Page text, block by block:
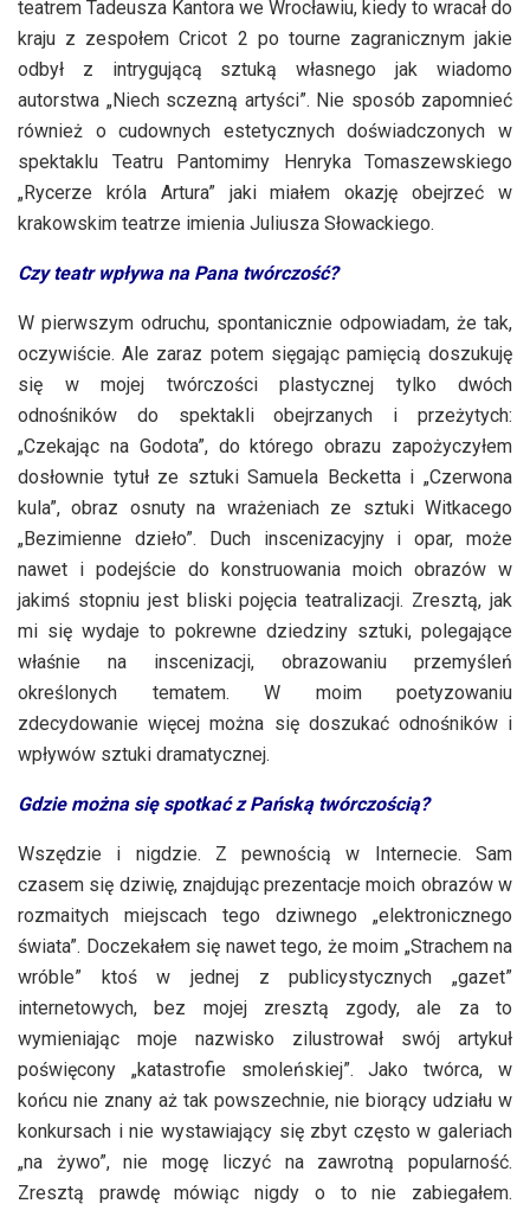
teatrem Tadeusza Kantora we Wrocławiu, kiedy to wracał do
kraju z zespołem Cricot 2 po tourne zagranicznym jakie
odbył z intrygującą sztuką własnego jak wiadomo
autorstwa „Niech sczezną artyści”. Nie sposób zapomnieć
również o cudownych estetycznych doświadczonych w
spektaklu Teatru Pantomimy Henryka Tomaszewskiego
„Rycerze króla Artura” jaki miałem okazję obejrzeć w
krakowskim teatrze imienia Juliusza Słowackiego.
Czy teatr wpływa na Pana twórczość?
W pierwszym odruchu, spontanicznie odpowiadam, że tak,
oczywiście. Ale zaraz potem sięgając pamięcią doszukuję
się w mojej twórczości plastycznej tylko dwóch
odnośników do spektakli obejrzanych i przeżytych:
„Czekając na Godota”, do którego obrazu zapożyczyłem
dosłownie tytuł ze sztuki Samuela Becketta i „Czerwona
kula”, obraz osnuty na wrażeniach ze sztuki Witkacego
„Bezimienne dzieło”. Duch inscenizacyjny i opar, może
nawet i podejście do konstruowania moich obrazów w
jakimś stopniu jest bliski pojęcia teatralizacji. Zresztą, jak
mi się wydaje to pokrewne dziedziny sztuki, polegające
właśnie na inscenizacji, obrazowaniu przemyśleń
określonych tematem. W moim poetyzowaniu
zdecydowanie więcej można się doszukać odnośników i
wpływów sztuki dramatycznej.
Gdzie można się spotkać z Pańską twórczością?
Wszędzie i nigdzie. Z pewnością w Internecie. Sam
czasem się dziwię, znajdując prezentacje moich obrazów w
rozmaitych miejscach tego dziwnego „elektronicznego
świata”. Doczekałem się nawet tego, że moim „Strachem na
wróble” ktoś w jednej z publicystycznych „gazet”
internetowych, bez mojej zresztą zgody, ale za to
wymieniając moje nazwisko zilustrował swój artykuł
poświęcony „katastrofie smoleńskiej”. Jako twórca, w
końcu nie znany aż tak powszechnie, nie biorący udziału w
konkursach i nie wystawiający się zbyt często w galeriach
„na żywo”, nie mogę liczyć na zawrotną popularność.
Zresztą prawdę mówiąc nigdy o to nie zabiegałem.